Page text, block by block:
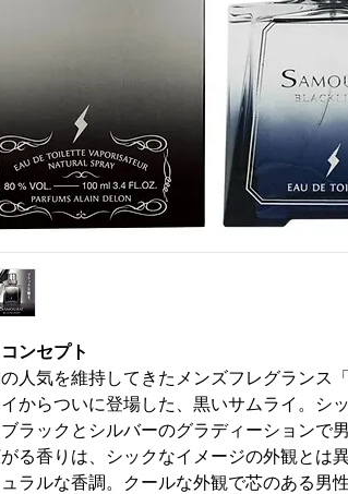
ンセプト
人気を維持してきたメンズフレグランス
からついに登場した、黒いサムライ。シ
ラックとシルバーのグラディーションで
る香りは、シックなイメージの外観とは
ラルな香調。クールな外観で芯のある男